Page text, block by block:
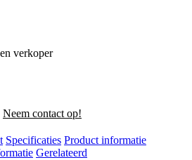
verkoper
Neem contact op!
Specificaties Product informatie
Gerelateerd